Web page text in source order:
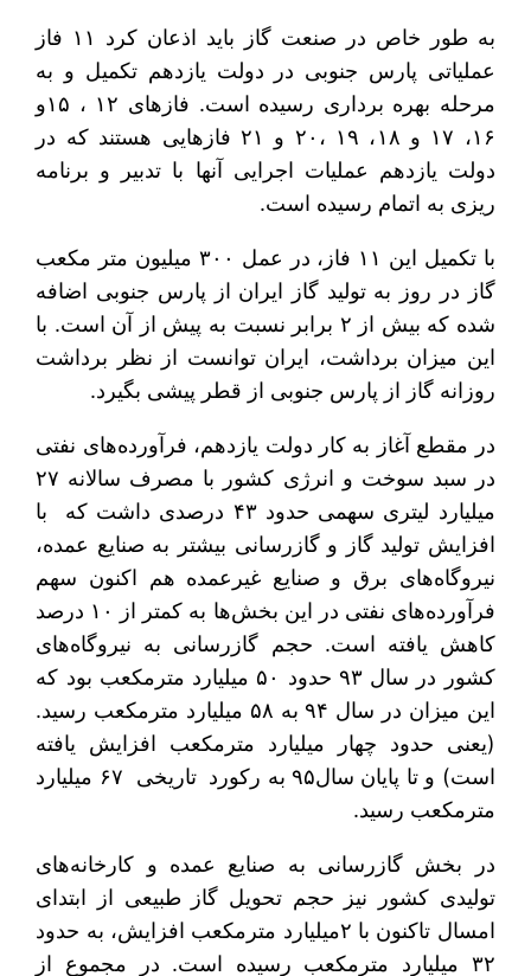
به طور خاص در صنعت گاز باید اذعان کرد ۱۱ فاز
عملیاتی پارس جنوبی در دولت یازدهم تکمیل و به
مرحله بهره برداری رسیده است. فازهای ۱۲ ، ۱۵و
۱۶، ۱۷ و ۱۸، ۱۹ ،۲۰ و ۲۱ فازهایی هستند که در
دولت یازدهم عملیات اجرایی آنها با تدبیر و برنامه
ریزی به اتمام رسیده است.
با تکمیل این ۱۱ فاز، در عمل ۳۰۰ میلیون متر مکعب
گاز در روز به تولید گاز ایران از پارس جنوبی اضافه
شده که بیش از ۲ برابر نسبت به پیش از آن است. با
این میزان برداشت، ایران توانست از نظر برداشت
روزانه گاز از پارس جنوبی از قطر پیشی بگیرد.
در مقطع آغاز به کار دولت یازدهم، فرآورده‌های نفتی
در سبد سوخت و انرژی کشور با مصرف سالانه ۲۷
میلیارد لیتری سهمی حدود ۴۳ درصدی داشت که با
افزایش تولید گاز و گازرسانی بیشتر به صنایع عمده،
نیروگاه‌های برق و صنایع غیرعمده هم اکنون سهم
فرآورده‌های نفتی در این بخش‌ها به کمتر از ۱۰ درصد
کاهش یافته است. حجم گازرسانی به نیروگاه‌های
کشور در سال ۹۳ حدود ۵۰ میلیارد مترمکعب بود که
این میزان در سال ۹۴ به ۵۸ میلیارد مترمکعب رسید.
(یعنی حدود چهار میلیارد مترمکعب افزایش یافته
است) و تا پایان سال۹۵ به رکورد تاریخی ۶۷ میلیارد
مترمکعب رسید.
در بخش گازرسانی به صنایع عمده و کارخانه‌های
تولیدی کشور نیز حجم تحویل گاز طبیعی از ابتدای
امسال تاکنون با ۲میلیارد مترمکعب‌ افزایش، به حدود
۳۲ میلیارد مترمکعب رسیده است. در مجموع از